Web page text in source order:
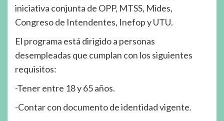
iniciativa conjunta de OPP, MTSS, Mides,
Congreso de Intendentes, Inefop y UTU.
El programa está dirigido a personas
desempleadas que cumplan con los siguientes
requisitos:
-Tener entre 18 y 65 años.
-Contar con documento de identidad vigente.